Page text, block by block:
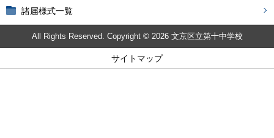
諸届様式一覧
All Rights Reserved. Copyright © 2026 文京区立第十中学校
サイトマップ